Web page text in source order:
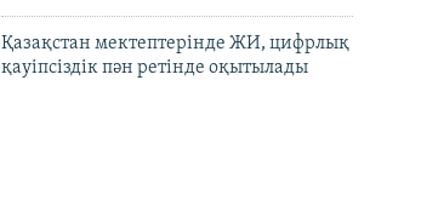
Қазақстан мектептерінде ЖИ, цифрлық
қауіпсіздік пән ретінде оқытылады